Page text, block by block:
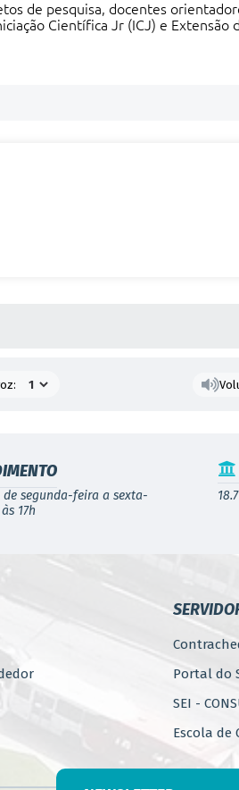
de pesquisa, docentes
Científica Jr (ICJ) e Extensão
segunda-feira a sexta-
17h
Portal do
SEI -
Escola de
WebMail